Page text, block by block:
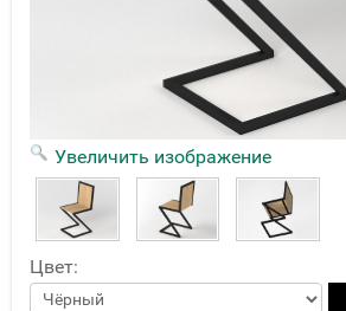
Увеличить изображение
Цвет: